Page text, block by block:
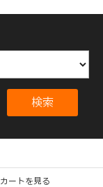
検索
カートを見る